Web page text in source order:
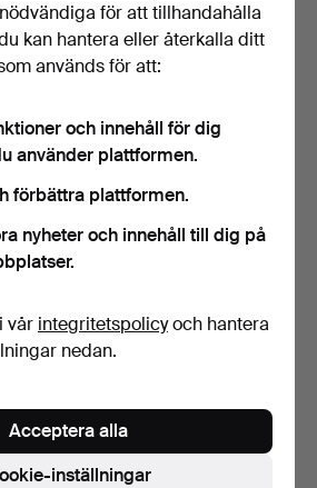
SERVERINGSVAGN, 1960-
tal. Teak, vitt lamin…
Klubbades 27 maj 2026
7 bud
för att tillhandahålla
kan hantera eller återkalla ditt
används för att:
och innehåll för dig
använder plattformen.
förbättra plattformen.
nyheter och innehåll till dig på
vår integritetspolicyoch hantera
nedan.
inställningar
Acceptera alla